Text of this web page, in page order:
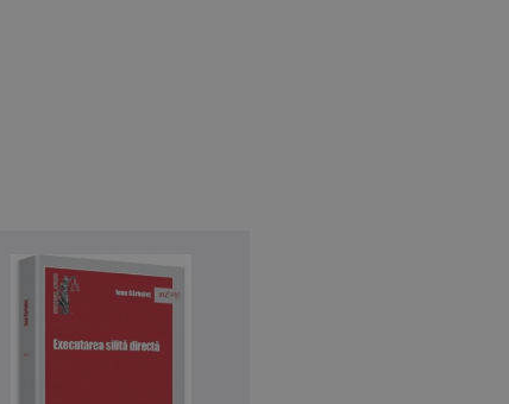
de catre executorul judecatoresc, unul
de executare; eliminarea incuviintarii
verbal de situatie, nefiind necesara
actele executorului judecatoresc